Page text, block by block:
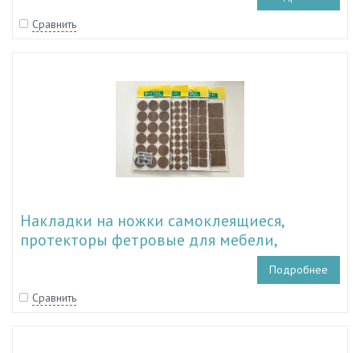
Сравнить
Накладки на ножки самоклеящиеся,
протекторы фетровые для мебели,
войлочные подпятники мебельные PACIFIC
Подробнее
Сравнить